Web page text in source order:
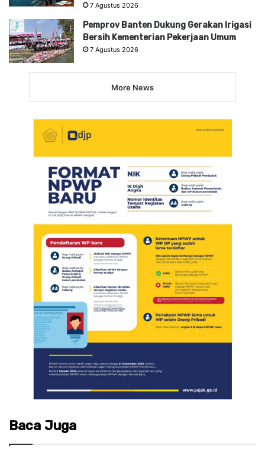
7 Agustus 2026
Pemprov Banten Dukung Gerakan Irigasi
Bersih Kementerian Pekerjaan Umum
7 Agustus 2026
More News
Baca Juga